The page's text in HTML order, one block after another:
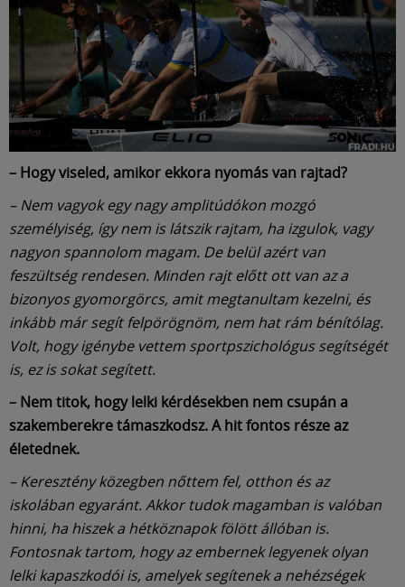
– Hogy viseled, amikor ekkora nyomás van rajtad?
– Nem vagyok egy nagy amplitúdókon mozgó
személyiség, így nem is látszik rajtam, ha izgulok, vagy
nagyon spannolom magam. De belül azért van
feszültség rendesen. Minden rajt előtt ott van az a
bizonyos gyomorgörcs, amit megtanultam kezelni, és
inkább már segít felpörögnöm, nem hat rám bénítólag.
Volt, hogy igénybe vettem sportpszichológus segítségét
is, ez is sokat segített.
– Nem titok, hogy lelki kérdésekben nem csupán a
szakemberekre támaszkodsz. A hit fontos része az
életednek.
– Keresztény közegben nőttem fel, otthon és az
iskolában egyaránt. Akkor tudok magamban is valóban
hinni, ha hiszek a hétköznapok fölött állóban is.
Fontosnak tartom, hogy az embernek legyenek olyan
lelki kapaszkodói is, amelyek segítenek a nehézségek